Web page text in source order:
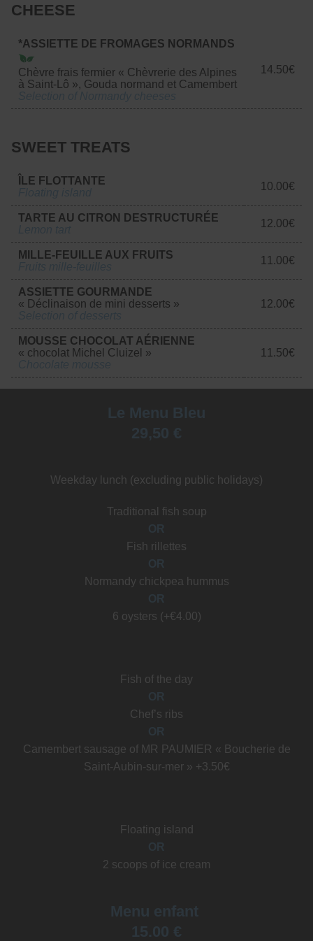
CHEESE
*ASSIETTE DE FROMAGES NORMANDS
Chèvre frais fermier « Chèvrerie des Alpines
à Saint-Lô », Gouda normand et Camembert
14.50€
SWEET TREATS
ÎLE FLOTTANTE
10.00€
TARTE AU CITRON DESTRUCTURÉE
12.00€
MILLE-FEUILLE AUX FRUITS
11.00€
ASSIETTE GOURMANDE
« Déclinaison de mini desserts »
12.00€
MOUSSE CHOCOLAT AÉRIENNE​​​​​​​
« chocolat Michel Cluizel »
11.50€
Le Menu Bleu
29,50 €
Weekday lunch (excluding public holidays)
Traditional fish soup
OR
Fish rillettes
OR
Normandy chickpea hummus
OR
6 oysters (+€4.00)
Fish of the day
OR
Chef’s ribs
OR
Camembert sausage of MR PAUMIER « Boucherie de
Saint-Aubin-sur-mer » +3.50€
Floating island
OR
2 scoops of ice cream
Menu enfant
15.00 €